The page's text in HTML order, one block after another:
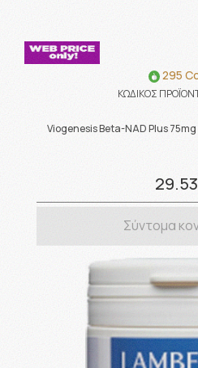
295
ΚΩΔΙΚΟΣ
Viogenesis Beta-NAD Plus
Σύντομα